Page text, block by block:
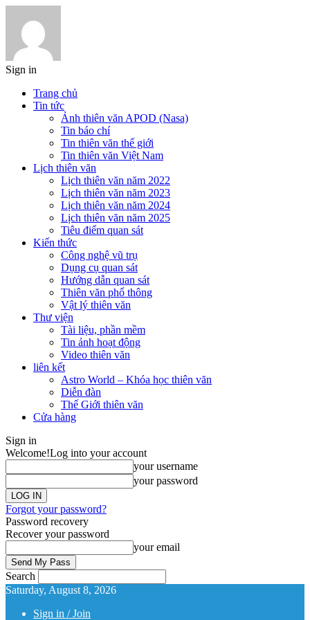
Sign in
Trang chủ
Tin tức
Ảnh thiên văn APOD (Nasa)
Tin báo chí
Tin thiên văn thế giới
Tin thiên văn Việt Nam
Lịch thiên văn
Lịch thiên văn năm 2022
Lịch thiên văn năm 2023
Lịch thiên văn năm 2024
Lịch thiên văn năm 2025
Tiêu điểm quan sát
Kiến thức
Công nghệ vũ trụ
Dụng cụ quan sát
Hướng dẫn quan sát
Thiên văn phổ thông
Vật lý thiên văn
Thư viện
Tài liệu, phần mềm
Tin ảnh hoạt động
Video thiên văn
liên kết
Astro World – Khóa học thiên văn
Diễn đàn
Thế Giới thiên văn
Cửa hàng
Sign in
Welcome!Log into your account
your username
your password
Forgot your password?
Password recovery
Recover your password
your email
Search
Saturday, August 8, 2026
Sign in / Join